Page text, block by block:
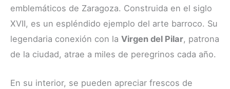
emblemáticos de Zaragoza. Construida en el siglo
XVII, es un espléndido ejemplo del arte barroco. Su
legendaria conexión con la Virgen del Pilar, patrona
de la ciudad, atrae a miles de peregrinos cada año.
En su interior, se pueden apreciar frescos de